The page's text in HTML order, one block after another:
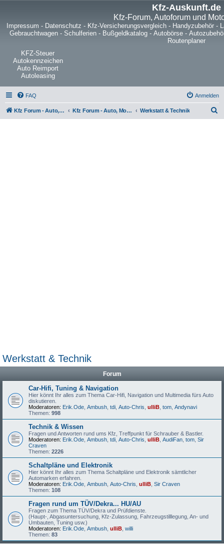
Kfz-Auskunft.de
Kfz-Forum, Autoforum und
Impressum - Datenschutz - Kfz-Versicherungsvergleich - Handyzubehör -
Gebrauchtwagen- Schulferien- Bußgeldkatalog- Autobörse-
Routenplaner
KFZ-Steuer
Autokennzeichen
Auto Reimport
Autoleasing
FAQ Anmelden
Kfz Forum - Auto, Motorrad und LKW Kfz Forum - Auto, Motorrad und LKW Werkstatt & Technik
Werkstatt & Technik
Forum
Car-Hifi, Tuning & Navigation
Hier könnt Ihr alles zum Thema Car-Hifi, Navigation und Multimedia fürs Auto
diskutieren.
Moderatoren: Erik.Ode Ambush tdi Auto-Chris ulliB tom Andynavi
Themen: 998
Technik & Wissen
Fragen und Antworten rund ums Kfz, Treffpunkt für Schrauber & Bastler.
Moderatoren: Erik.Ode Ambush tdi Auto-Chris ulliB AudiFan tom Sir
Craven
Themen: 2226
Schaltpläne und Elektronik
Hier könnt Ihr alles zum Thema Schaltpläne und Elektronik sämtlicher
Automarken erfahren.
Moderatoren: Erik.Ode Ambush Auto-Chris ulliB Sir Craven
Themen: 108
Fragen rund um TÜV/Dekra... HU/AU
Fragen zum Thema TÜV/Dekra und Prüfdienste.
(Haupt-, Abgasuntersuchung, Kfz-Zulassung, Fahrzeugstilllegung, An- und
Umbauten, Tuning usw.)
Moderatoren: Erik.Ode Ambush ulliB willi
Themen: 83